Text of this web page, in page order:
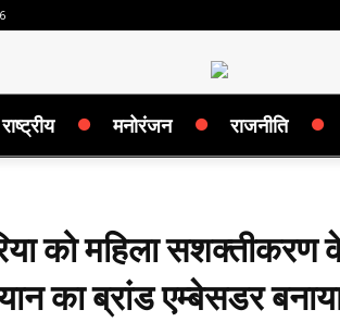
राष्ट्रीय मनोरंजन राजनीति
को महिला सशक्तीकरण
का ब्रांड एम्बेसडर